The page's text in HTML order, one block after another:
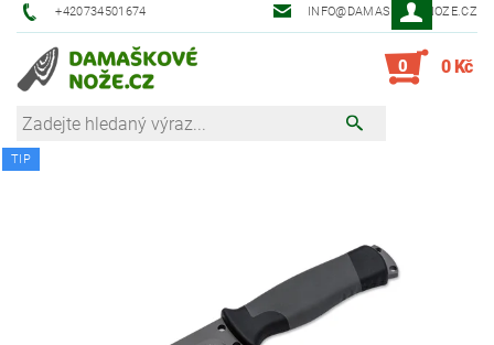
+420734501674 INFO@DAMASKOVE-NOZE.CZ
0 0 Kč
TIP